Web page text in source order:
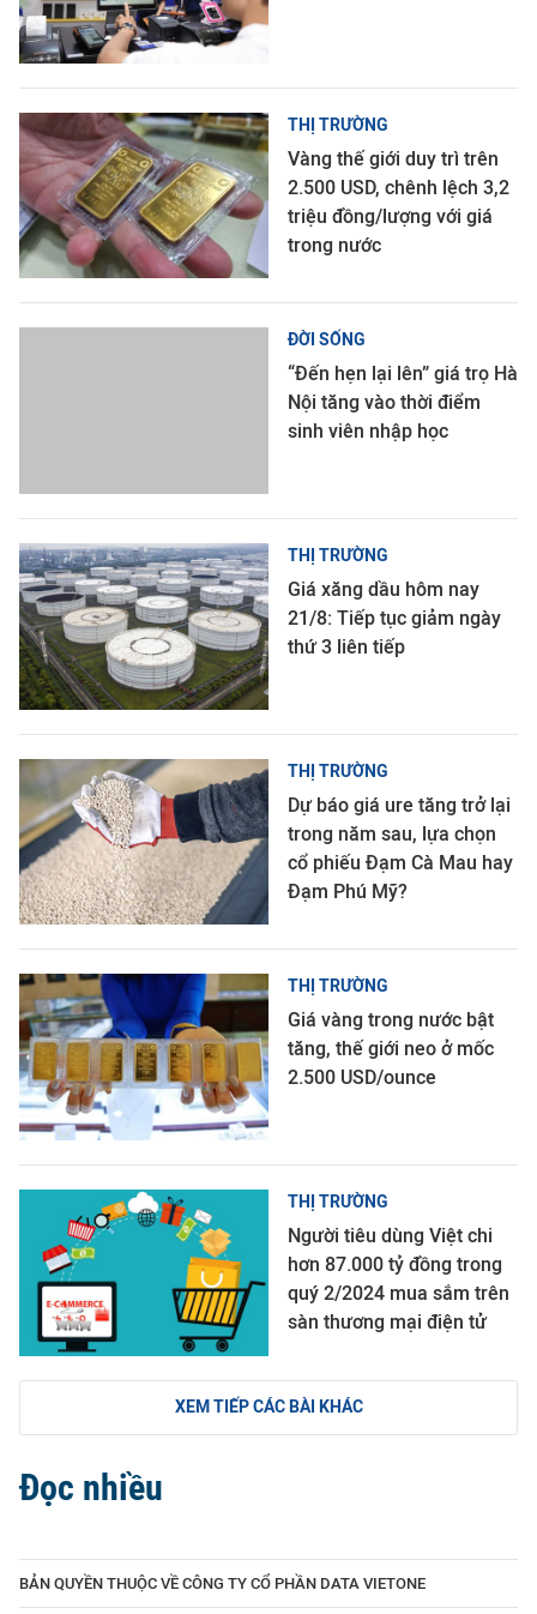
THỊ TRƯỜNG
Vàng thế giới duy trì trên
2.500 USD, chênh lệch 3,2
triệu đồng/lượng với giá
trong nước
ĐỜI SỐNG
“Đến hẹn lại lên” giá trọ Hà
Nội tăng vào thời điểm
sinh viên nhập học
THỊ TRƯỜNG
Giá xăng dầu hôm nay
21/8: Tiếp tục giảm ngày
thứ 3 liên tiếp
THỊ TRƯỜNG
Dự báo giá ure tăng trở lại
trong năm sau, lựa chọn
cổ phiếu Đạm Cà Mau hay
Đạm Phú Mỹ?
THỊ TRƯỜNG
Giá vàng trong nước bật
tăng, thế giới neo ở mốc
2.500 USD/ounce
THỊ TRƯỜNG
Người tiêu dùng Việt chi
hơn 87.000 tỷ đồng trong
quý 2/2024 mua sắm trên
sàn thương mại điện tử
XEM TIẾP CÁC BÀI KHÁC
Đọc nhiều
BẢN QUYỀN THUỘC VỀ CÔNG TY CỔ PHẦN DATA VIETONE